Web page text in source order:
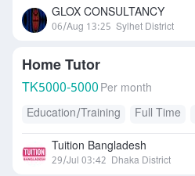
GLOX CONSULTANCY
06/Aug 13:25 Sylhet District
Home Tutor
TK5000-5000 Per month
Education/Training
Full Time
Tuition Bangladesh
29/Jul 03:42 Dhaka District